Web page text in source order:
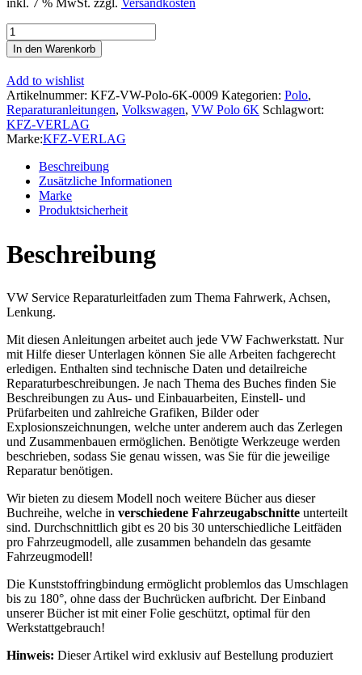
inkl. 7 % MwSt. zzgl. Versandkosten
VW
Polo
3
6K
Variant
1997-
2001
Fahrwerk
Achsen
Lenkung
Reparaturanleitung
Menge
In den Warenkorb
Add to wishlist
Artikelnummer: KFZ-VW-Polo-6K-0009 Kategorien: Polo,
Reparaturanleitungen, Volkswagen, VW Polo 6K Schlagwort:
KFZ-VERLAG
Marke:KFZ-VERLAG
Beschreibung
Zusätzliche Informationen
Marke
Produktsicherheit
Beschreibung
VW Service Reparaturleitfaden zum Thema Fahrwerk, Achsen,
Lenkung.
Mit diesen Anleitungen arbeitet auch jede VW Fachwerkstatt. Nur
mit Hilfe dieser Unterlagen können Sie alle Arbeiten fachgerecht
erledigen. Enthalten sind technische Daten und detailreiche
Reparaturbeschreibungen. Je nach Thema des Buches finden Sie
Beschreibungen zu Aus- und Einbauarbeiten, Einstell- und
Prüfarbeiten und zahlreiche Grafiken, Bilder oder
Explosionszeichnungen, welche unter anderem auch das Zerlegen
und Zusammenbauen ermöglichen. Benötigte Werkzeuge werden
beschrieben, sodass Sie genau wissen, was Sie für die jeweilige
Reparatur benötigen.
Wir bieten zu diesem Modell noch weitere Bücher aus dieser
Buchreihe, welche in verschiedene Fahrzeugabschnitte unterteilt
sind. Durchschnittlich gibt es 20 bis 30 unterschiedliche Leitfäden
pro Fahrzeugmodell, alle zusammen behandeln das gesamte
Fahrzeugmodell!
Die Kunststoffringbindung ermöglicht problemlos das Umschlagen
bis zu 180°, ohne dass der Buchrücken aufbricht. Der Einband
unserer Bücher ist mit einer Folie geschützt, optimal für den
Werkstattgebrauch!
Hinweis: Dieser Artikel wird exklusiv auf Bestellung produziert